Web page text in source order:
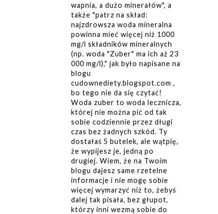
wapnia, a dużo minerałów", a
także "patrz na skład:
najzdrowsza woda mineralna
powinna mieć więcej niż 1000
mg/l składników mineralnych
(np. woda "Zuber" ma ich aż 23
000 mg/l)," jak było napisane na
blogu
cudownediety.blogspot.com ,
bo tego nie da się czytać!
Woda zuber to woda lecznicza,
której nie można pić od tak
sobie codziennie przez długi
czas bez żadnych szkód. Ty
dostałaś 5 butelek, ale wątpię,
że wypijesz je, jedną po
drugiej. Wiem, że na Twoim
blogu dajesz same rzetelne
informacje i nie mogę sobie
więcej wymarzyć niż to, żebyś
dalej tak pisała, bez głupot,
którzy inni wezmą sobie do